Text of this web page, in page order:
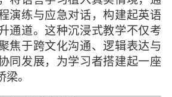
演练与应急对话，构建起英语
通道。这种沉浸式教学不仅考
焦于跨文化沟通、逻辑表达与
同发展，为学习者搭建起一座
。